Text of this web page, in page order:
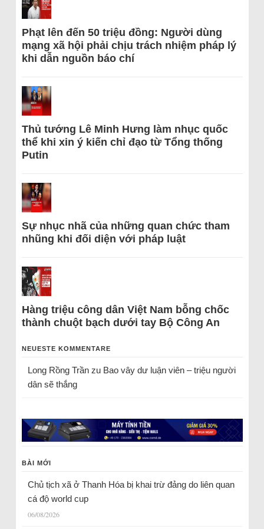
Phạt lên đến 50 triệu đồng: Người dùng
mạng xã hội phải chịu trách nhiệm pháp lý
khi dẫn nguồn báo chí
Thủ tướng Lê Minh Hưng làm nhục quốc
thể khi xin ý kiến chỉ đạo từ Tổng thống
Putin
Sự nhục nhã của những quan chức tham
nhũng khi đối diện với pháp luật
Hàng triệu công dân Việt Nam bỗng chốc
thành chuột bạch dưới tay Bộ Công An
NEUESTE KOMMENTARE
Long Rồng Trầnzu Bao vây dư luận viên – triệu người
dân sẽ thắng
BÀI MỚI
Chủ tịch xã ở Thanh Hóa bị khai trừ đảng do liên quan
cá độ world cup
06/08/2026